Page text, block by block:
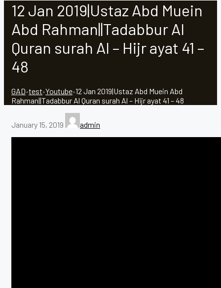
12 Jan 2019|Ustaz Abd Muein
Abd Rahman||Tadabbur Al
Quran surah Al – Hijr ayat 41 –
48
GAD•test•Youtube•12 Jan 2019|Ustaz Abd Muein Abd
Rahman||Tadabbur Al Quran surah Al – Hijr ayat 41 – 48
January 15, 2019 admin